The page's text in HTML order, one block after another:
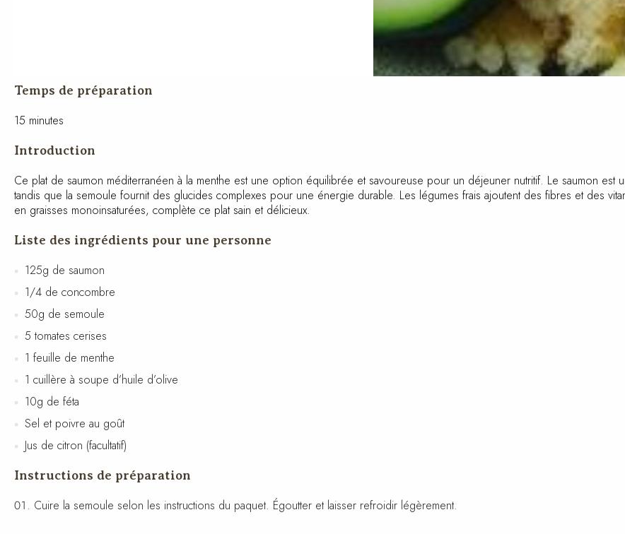
Temps de préparation
15 minutes
Introduction
Ce plat de saumon méditerranéen à la menthe est une option équilibrée et savoureuse pour un déjeuner nutritif. Le saumon est
cardiaque, tandis que la semoule fournit des glucides complexes pour une énergie durable. Les légumes frais ajoutent des
d’olive, riche en graisses monoinsaturées, complète ce plat sain et délicieux.
Liste des ingrédients pour une personne
125g de saumon
1/4 de concombre
50g de semoule
5 tomates cerises
1 feuille de menthe
1 cuillère à soupe d’huile d’olive
10g de féta
Sel et poivre au goût
Jus de citron (facultatif)
Instructions de préparation
Cuire la semoule selon les instructions du paquet. Égoutter et laisser refroidir légèrement.